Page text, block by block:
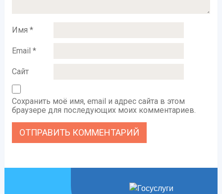
Имя *
Email *
Сайт
Сохранить моё имя, email и адрес сайта в этом
браузере для последующих моих комментариев.